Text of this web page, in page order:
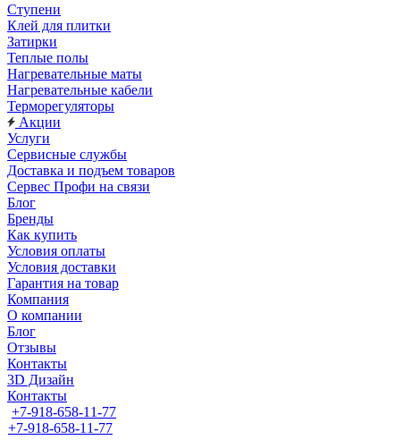
Ступени
Клей для плитки
Затирки
Теплые полы
Нагревательные маты
Нагревательные кабели
Терморегуляторы
Акции
Услуги
Сервисные службы
Доставка и подъем товаров
Сервес Профи на связи
Блог
Бренды
Как купить
Условия оплаты
Условия доставки
Гарантия на товар
Компания
О компании
Блог
Отзывы
Контакты
3D Дизайн
Контакты
+7-918-658-11-77
+7-918-658-11-77